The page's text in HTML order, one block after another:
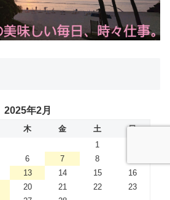
2025年2月
木 金 土
日
1
6 7 8
13 14 15
16
20 21 22
23